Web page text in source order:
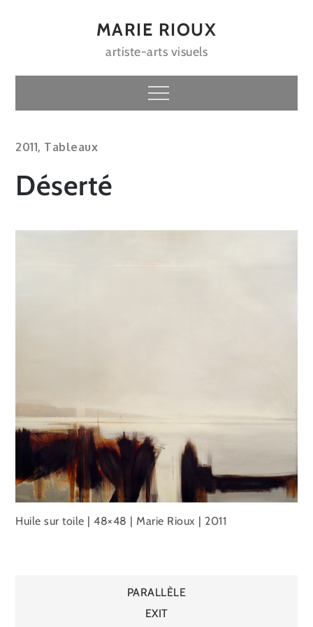
MARIE RIOUX
artiste-arts visuels
Menu
2011, Tableaux
Déserté
Huile sur toile | 48×48 | Marie Rioux | 2011
Navigation
PARALLÈLE
EXIT